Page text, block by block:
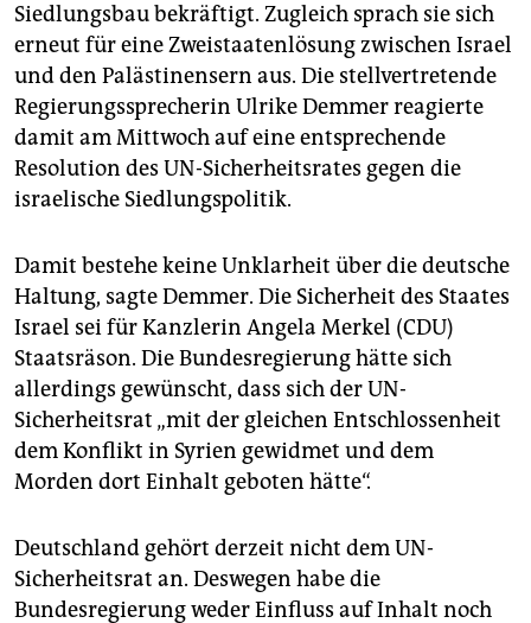
Siedlungsbau bekräftigt. Zugleich sprach sie sich
erneut für eine Zweistaatenlösung zwischen Israel
und den Palästinensern aus. Die stellvertretende
Regierungssprecherin Ulrike Demmer reagierte
damit am Mittwoch auf eine entsprechende
Resolution des UN-Sicherheitsrates gegen die
israelische Siedlungspolitik.
Damit bestehe keine Unklarheit über die deutsche
Haltung, sagte Demmer. Die Sicherheit des Staates
Israel sei für Kanzlerin Angela Merkel (CDU)
Staatsräson. Die Bundesregierung hätte sich
allerdings gewünscht, dass sich der UN-
Sicherheitsrat „mit der gleichen Entschlossenheit
dem Konflikt in Syrien gewidmet und dem
Morden dort Einhalt geboten hätte“.
Deutschland gehört derzeit nicht dem UN-
Sicherheitsrat an. Deswegen habe die
Bundesregierung weder Einfluss auf Inhalt noch